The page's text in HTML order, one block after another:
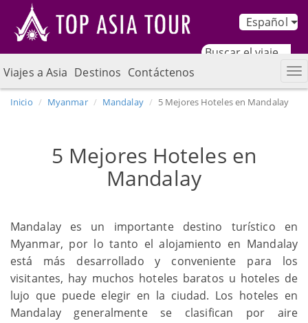
Español
Viajes a Asia Destinos Contáctenos
Inicio Myanmar Mandalay 5 Mejores Hoteles en Mandalay
5 Mejores Hoteles en
Mandalay
Mandalay es un importante destino turístico en
Myanmar, por lo tanto el alojamiento en Mandalay
está más desarrollado y conveniente para los
visitantes, hay muchos hoteles baratos u hoteles de
lujo que puede elegir en la ciudad. Los hoteles en
Mandalay generalmente se clasifican por aire